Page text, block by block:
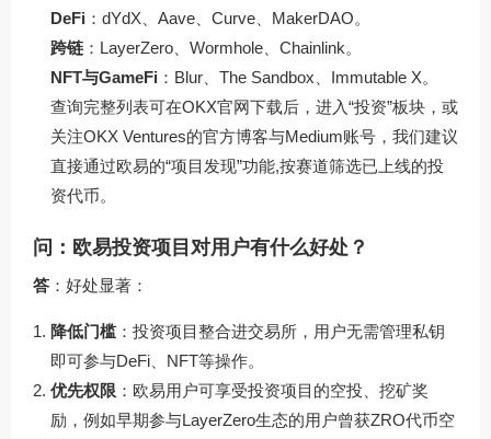
DeFi ：dYdX、Aave、Curve、MakerDAO。
跨链 ：LayerZero、Wormhole、Chainlink。
NFT与GameFi ：Blur、The Sandbox、Immutable X。
查询完整列表可在OKX官网下载后，进入“投资”板块，或
关注OKX Ventures的官方博客与Medium账号，我们建议
直接通过欧易的“项目发现”功能,按赛道筛选已上线的投
资代币。
问：欧易投资项目对用户有什么好处？
答 ：好处显著：
降低门槛：投资项目整合进交易所，用户无需管理私钥
即可参与DeFi、NFT等操作。
优先权限 ：欧易用户可享受投资项目的空投、挖矿奖
励，例如早期参与LayerZero生态的用户曾获ZRO代币空